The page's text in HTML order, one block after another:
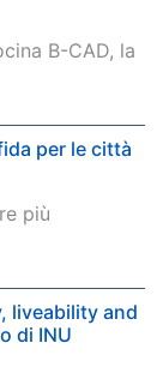
B-CAD, la
per le città
più
liveability and
di INU